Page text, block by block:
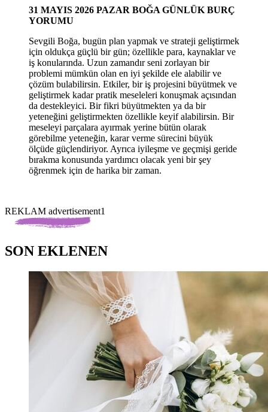
31 MAYIS 2026 PAZAR BOĞA GÜNLÜK BURÇ
YORUMU
Sevgili Boğa, bugün plan yapmak ve strateji geliştirmek
için oldukça güçlü bir gün; özellikle para, kaynaklar ve
iş konularında. Uzun zamandır seni zorlayan bir
problemi mümkün olan en iyi şekilde ele alabilir ve
çözüm bulabilirsin. Etkiler, bir iş projesini büyütmek ve
geliştirmek kadar pratik meseleleri konuşmak açısından
da destekleyici. Bir fikri büyütmekten ya da bir
yeteneğini geliştirmekten özellikle keyif alabilirsin. Bir
meseleyi parçalara ayırmak yerine bütün olarak
görebilme yeteneğin, karar verme sürecini büyük
ölçüde güçlendiriyor. Ayrıca iyileşme ve geçmişi geride
bırakma konusunda yardımcı olacak yeni bir şey
öğrenmek için de harika bir zaman.
REKLAM advertisement1
SON EKLENEN